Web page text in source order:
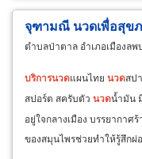
จุฑามณี นวดเพื่อสุข
ตำบลป่าตาล อำเภอเมืองล
บริการนวดแผนไทย นวดสปา
สปอร์ต สครับตัว นวดน้ำมัน
อยู่ใจกลางเมือง บรรยากา
ของสมุนไพรช่วยทำให้รู้สึกผ่